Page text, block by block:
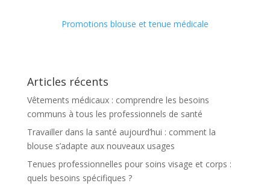
Promotions blouse et tenue médicale
Articles récents
Vêtements médicaux : comprendre les besoins
communs à tous les professionnels de santé
Travailler dans la santé aujourd’hui : comment la
blouse s’adapte aux nouveaux usages
Tenues professionnelles pour soins visage et corps :
quels besoins spécifiques ?